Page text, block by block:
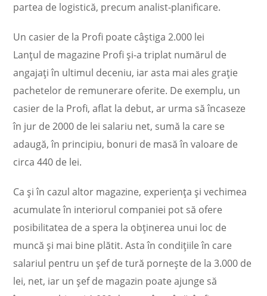
partea de logistică, precum analist-planificare.
Un casier de la Profi poate câştiga 2.000 lei
Lanţul de magazine Profi şi-a triplat numărul de
angajaţi în ultimul deceniu, iar asta mai ales graţie
pachetelor de remunerare oferite. De exemplu, un
casier de la Profi, aflat la debut, ar urma să încaseze
în jur de 2000 de lei salariu net, sumă la care se
adaugă, în principiu, bonuri de masă în valoare de
circa 440 de lei.
Ca şi în cazul altor magazine, experienţa şi vechimea
acumulate în interiorul companiei pot să ofere
posibilitatea de a spera la obţinerea unui loc de
muncă şi mai bine plătit. Asta în condiţiile în care
salariul pentru un şef de tură porneşte de la 3.000 de
lei, net, iar un şef de magazin poate ajunge să